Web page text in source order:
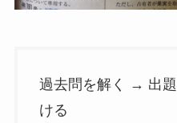
過去問を解く → 出
ける